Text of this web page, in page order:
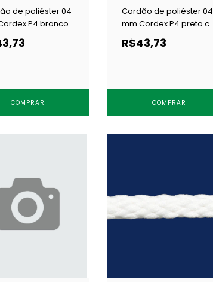
de poliéster 04
P4 branco
m
COMPRAR
Cordão de poliéster 04
mm Cordex P4 preto c/
100 m
R$43,73
COMPRAR